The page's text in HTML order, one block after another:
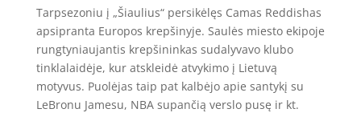
Tarpsezoniu į „Šiaulius“ persikėlęs Camas Reddishas
apsipranta Europos krepšinyje. Saulės miesto ekipoje
rungtyniaujantis krepšininkas sudalyvavo klubo
tinklalaidėje, kur atskleidė atvykimo į Lietuvą
motyvus. Puolėjas taip pat kalbėjo apie santykį su
LeBronu Jamesu, NBA supančią verslo pusę ir kt.